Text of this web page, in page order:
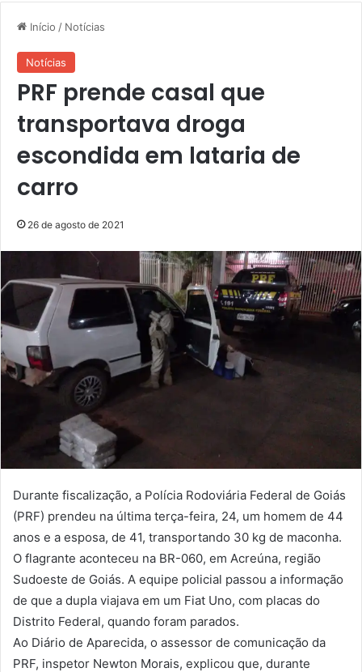
Início / Notícias
Notícias
PRF prende casal que
transportava droga
escondida em lataria de
carro
26 de agosto de 2021
Durante fiscalização, a Polícia Rodoviária Federal de Goiás
(PRF) prendeu na última terça-feira, 24, um homem de 44
anos e a esposa, de 41, transportando 30 kg de maconha.
O flagrante aconteceu na BR-060, em Acreúna, região
Sudoeste de Goiás. A equipe policial passou a informação
de que a dupla viajava em um Fiat Uno, com placas do
Distrito Federal, quando foram parados.
Ao Diário de Aparecida, o assessor de comunicação da
PRF, inspetor Newton Morais, explicou que, durante